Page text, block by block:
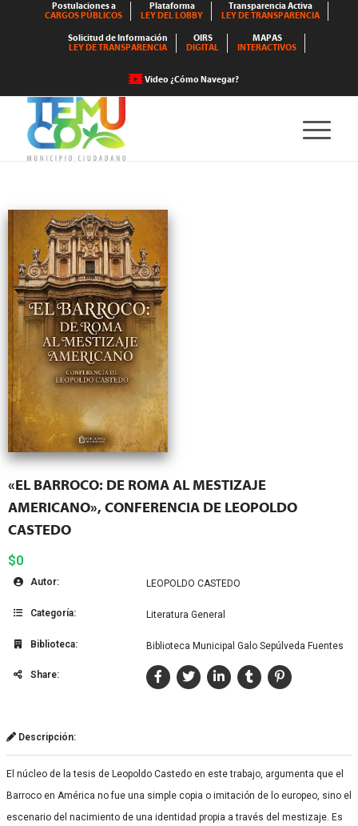
Postulaciones a
CARGOS PÚBLICOS
Plataforma
LEY DEL LOBBY
Transparencia Activa
LEY DE TRANSPARENCIA
Solicitud de Información
LEY DE TRANSPARENCIA
OIRS
DIGITAL
MAPAS
INTERACTIVOS
Video ¿Cómo Navegar?
«EL BARROCO: DE ROMA AL MESTIZAJE
AMERICANO», CONFERENCIA DE LEOPOLDO
CASTEDO
$0
Autor: LEOPOLDO CASTEDO
Categoría: Literatura General
Biblioteca: Biblioteca Municipal Galo Sepúlveda Fuentes
Share:
Descripción:
El núcleo de la tesis de Leopoldo Castedo en este trabajo, argumenta que el
Barroco en América no fue una simple copia o imitación de lo europeo, sino el
escenario del nacimiento de una identidad propia a través del mestizaje. Es